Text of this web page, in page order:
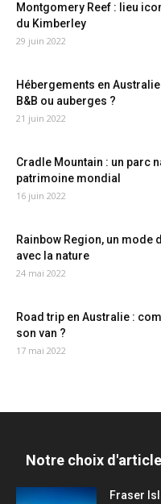
Montgomery Reef : lieu
du Kimberley
29 juin 2022
Hébergements en
B&B ou auberges ?
21 juin 2022
Cradle Mountain : un parc
patrimoine mondial
16 juin 2022
Rainbow Region, un mode
avec la nature
24 mai 2022
Road trip en Australie :
son van ?
17 mai 2022
Notre choix
Fraser